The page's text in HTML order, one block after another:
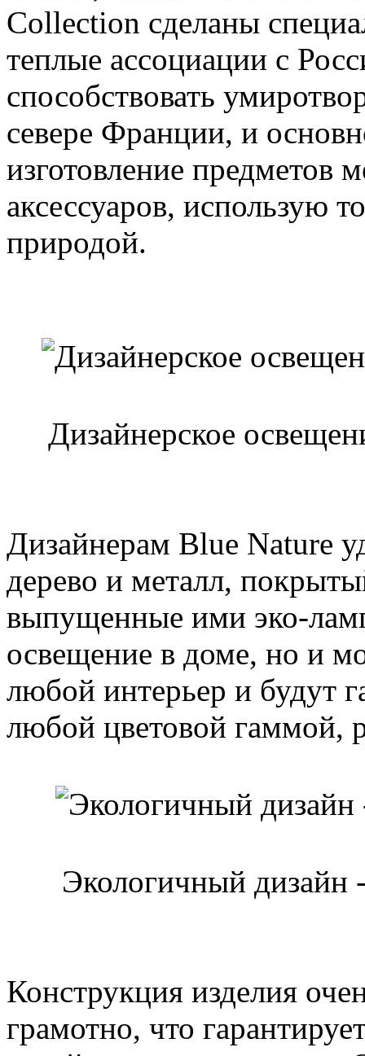
Collection сделаны
теплые ассоциации с
способствовать
севере Франции, и
изготовление предметов
аксессуаров, использую
природой.
Дизайнерское
Дизайнерам Blue Nature
дерево и металл,
выпущенные ими эко-
освещение в доме, но и
любой интерьер и будут
любой цветовой гаммой,
Экологичный дизайн
Конструкция изделия
грамотно, что